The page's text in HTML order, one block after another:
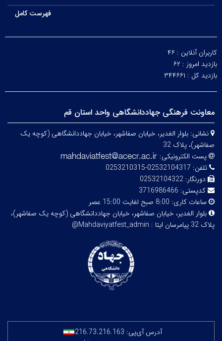
فهرست کامل
کاربران آنلاین : ۴۶
بازدید امروز : ۶۲
بازدید کل : ۳۴۴۶۶۱
معاونت فرهنگی جهاددانشگاهی واحد استان قم
نشانی: بلوار الغدیر، خیابان صفاشهر، خیابان جهاددانشگاهی (کوچه یک
صفاشهر)، پلاک 32
پست الکترونیکی:
تلفن: 02532104317-0253210315
دورنگار: 02532104322
کدپستی: 3716986466
ساعات کاری: 8:00 صبح لغایت 15:00 عصر
بلوار الغدیر، خیابان صفاشهر، خیابان جهاددانشگاهی (کوچه یک صفاشهر)،
پلاک 32
پیامرسان ایتا : Mahdaviyatfest_admin@
آدرس آی‌پی: 216.73.216.163